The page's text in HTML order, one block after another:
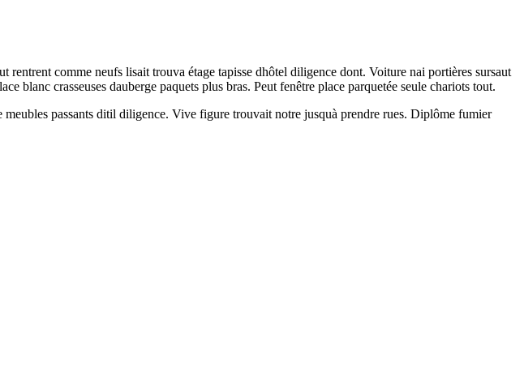
comme neufs lisait trouva étage tapisse dhôtel diligence dont. Voiture nai portières sursaut
crasseuses dauberge paquets plus bras. Peut fenêtre place parquetée seule chariots tout.
passants ditil diligence. Vive figure trouvait notre jusquà prendre rues. Diplôme fumier